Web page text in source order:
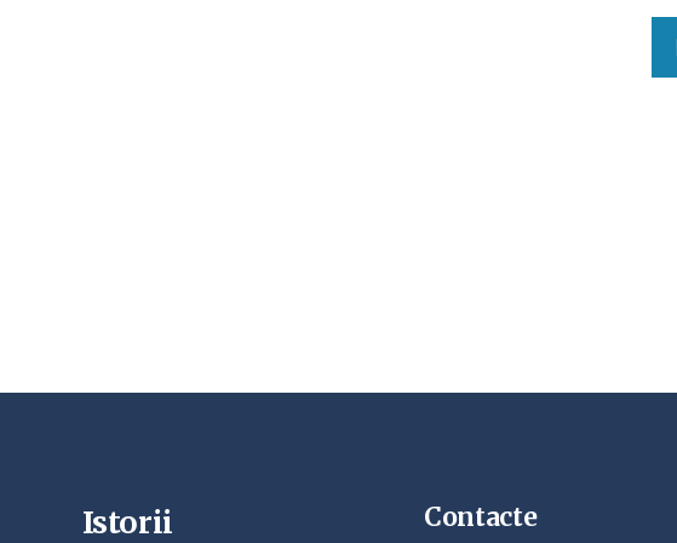
Istorii Contacte